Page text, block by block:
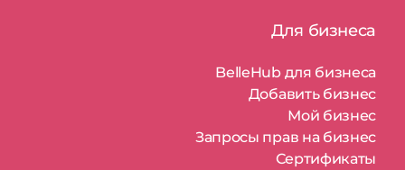
Для бизнеса
BelleHub для бизнеса
Добавить бизнес
Мой бизнес
Запросы прав на бизнес
Сертификаты